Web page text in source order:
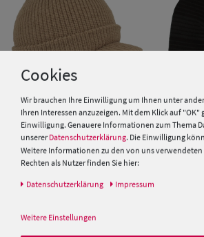
Fiebig Schild-Strickmütze mit
Rippen-Design
9,95 €
Streifen
Cookies
Wir brauchen Ihre Einwilligung um Ihnen unter
Ihren Interessen anzuzeigen. Mit dem Klick auf "OK"
Einwilligung. Genauere Informationen zum Thema
unserer Datenschutzerklärung. Die Einwilligung
Weitere Informationen zu den von uns
Rechten als Nutzer finden Sie hier:
Daten­schutz­erklärung Impressum
Weitere Einstellungen